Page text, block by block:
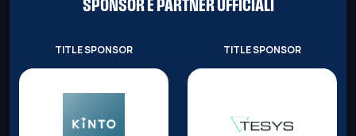
SPONSOR E PARTNER UFFICIALI
TITLE SPONSOR TITLE SPONSOR